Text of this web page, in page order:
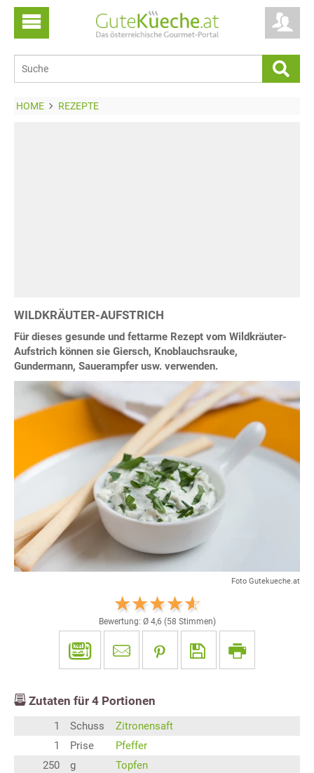
HOME REZEPTE
WILDKRÄUTER-AUFSTRICH
Für dieses gesunde und fettarme Rezept vom Wildkräuter-
Aufstrich können sie Giersch, Knoblauchsrauke,
Gundermann, Sauerampfer usw. verwenden.
Foto Gutekueche.at
Bewertung: Ø 4,6 (58 Stimmen)
Zutaten für 4 Portionen
1 Schuss
Zitronensaft
1
Prise
Pfeffer
250
g
Topfen